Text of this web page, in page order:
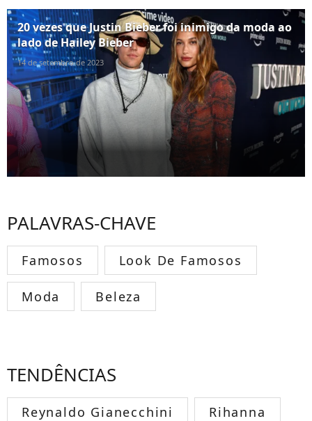
20 vezes que Justin Bieber foi inimigo da moda ao
lado de Hailey Bieber
14 de setembro de 2023
PALAVRAS-CHAVE
Famosos Look De Famosos
Moda Beleza
TENDÊNCIAS
Reynaldo Gianecchini Rihanna